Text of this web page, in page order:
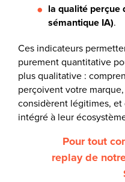
la qualité perçue
sémantique IA).
Ces indicateurs
purement quantitative
plus qualitative :
perçoivent votre
considèrent légitimes,
intégré à leur
Pour tout
replay de